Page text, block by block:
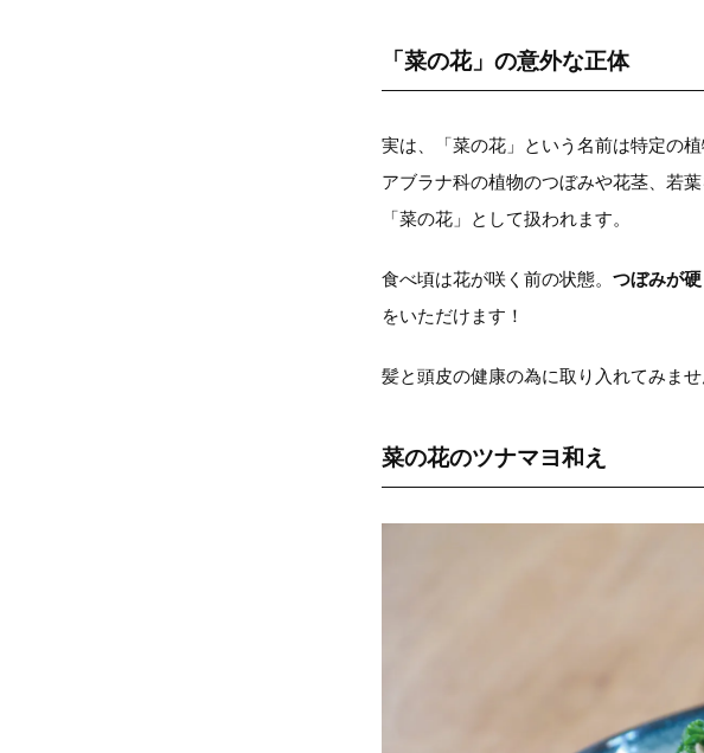
「菜の花」の意外な正体
実は、「菜の花」という名前は特定の
アブラナ科の植物のつぼみや花茎、若
「菜の花」として扱われます。
食べ頃は花が咲く前の状態。 つぼみが
をいただけます！
髪と頭皮の健康の為に取り入れてみませ
菜の花のツナマヨ和え